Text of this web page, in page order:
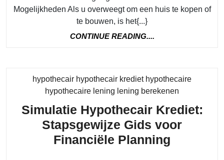
met
Mogelijkheden Als u overweegt om een huis te kopen of
te bouwen, is het{...}
CONTINUE READING....
hypothecair hypothecair krediet hypothecaire
hypothecaire lening lening berekenen
Simulatie Hypothecair Krediet:
Stapsgewijze Gids voor
Financiële Planning